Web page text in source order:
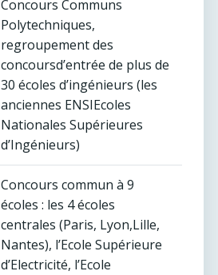
Concours Communs
Polytechniques,
regroupement des
concoursd’entrée de plus de
30 écoles d’ingénieurs (les
anciennes ENSIEcoles
Nationales Supérieures
d’Ingénieurs)
Concours commun à 9
écoles : les 4 écoles
centrales (Paris, Lyon,Lille,
Nantes), l’Ecole Supérieure
d’Electricité, l’Ecole